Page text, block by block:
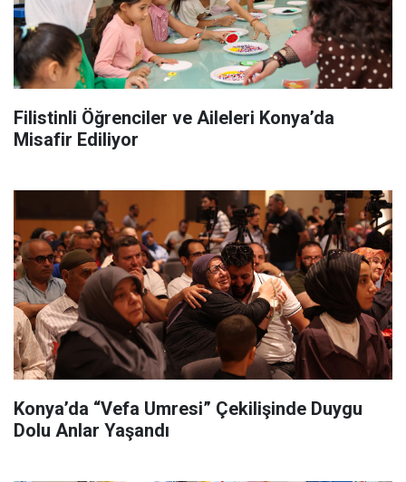
Filistinli Öğrenciler ve Aileleri Konya’da
Misafir Ediliyor
Konya’da “Vefa Umresi” Çekilişinde Duygu
Dolu Anlar Yaşandı